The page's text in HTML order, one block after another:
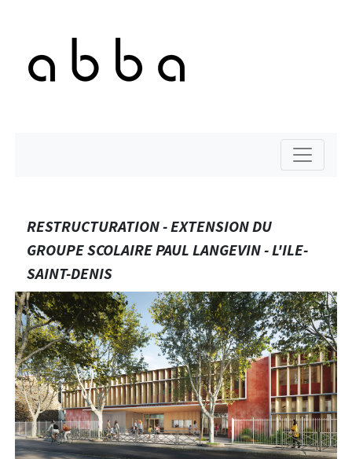
RESTRUCTURATION - EXTENSION DU
GROUPE SCOLAIRE PAUL LANGEVIN - L'ILE-
SAINT-DENIS